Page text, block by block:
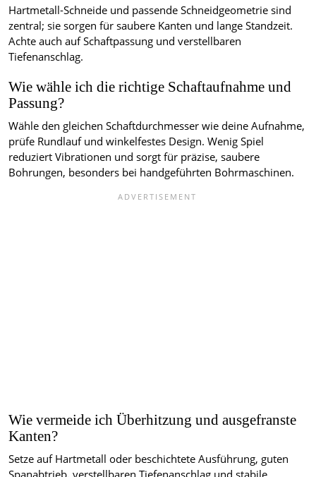
Hartmetall-Schneide und passende Schneidgeometrie sind
zentral; sie sorgen für saubere Kanten und lange Standzeit.
Achte auch auf Schaftpassung und verstellbaren
Tiefenanschlag.
Wie wähle ich die richtige Schaftaufnahme und
Passung?
Wähle den gleichen Schaftdurchmesser wie deine Aufnahme,
prüfe Rundlauf und winkelfestes Design. Wenig Spiel
reduziert Vibrationen und sorgt für präzise, saubere
Bohrungen, besonders bei handgeführten Bohrmaschinen.
Wie vermeide ich Überhitzung und ausgefranste
Kanten?
Setze auf Hartmetall oder beschichtete Ausführung, guten